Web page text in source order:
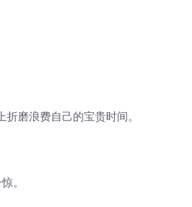
磨浪费自己的宝贵时间。
。